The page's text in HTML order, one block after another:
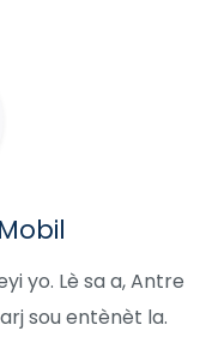
yo. Lè sa a, Antre
sou entènèt la.